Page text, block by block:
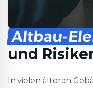
Altbau-
und
In vielen älteren